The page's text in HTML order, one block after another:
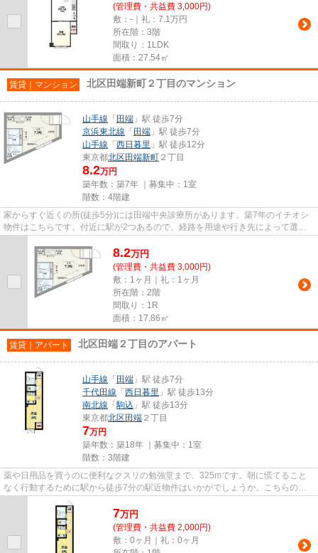
(管理費・共益費 3,000円)
敷：-｜礼：7.1万円
所在階：3階
間取り：1LDK
面積：27.54㎡
賃貸｜マンション 北区田端新町２丁目のマンション
山手線 「 田端 」駅 徒歩7分
京浜東北線 「 田端 」駅 徒歩7分
山手線 「 西日暮里 」駅 徒歩12分
東京都北区 田端新町 ２丁目
8.2万円
築年数：築7年 ｜募集中： 1室
階数：4階建
家からすぐ近くの所(徒歩5分)には田端中央診療所があります。築7年のイチオシ
物件はこちらです。付近に駅が2つあるので、経路を用途や行き先によって選べ
8.2万円
(管理費・共益費 3,000円)
敷：1ヶ月｜礼：1ヶ月
所在階：2階
間取り：1R
面積：17.86㎡
賃貸｜アパート 北区田端２丁目のアパート
山手線 「 田端 」駅 徒歩7分
千代田線 「 西日暮里 」駅 徒歩13分
南北線 「駒込 」駅 徒歩13分
東京都北区 田端 ２丁目
7万円
築年数：築18年 ｜募集中： 1室
階数：3階建
薬や日用品を買うのに便利なクスリの勉強堂まで、325mです。朝に慌てること
なく行動するために駅から徒歩7分の駅近物件はいかがでしょうか。こちらの物
件はアパートです。2駅利用可能...
7万円
(管理費・共益費 2,000円)
敷：0ヶ月｜礼：0ヶ月